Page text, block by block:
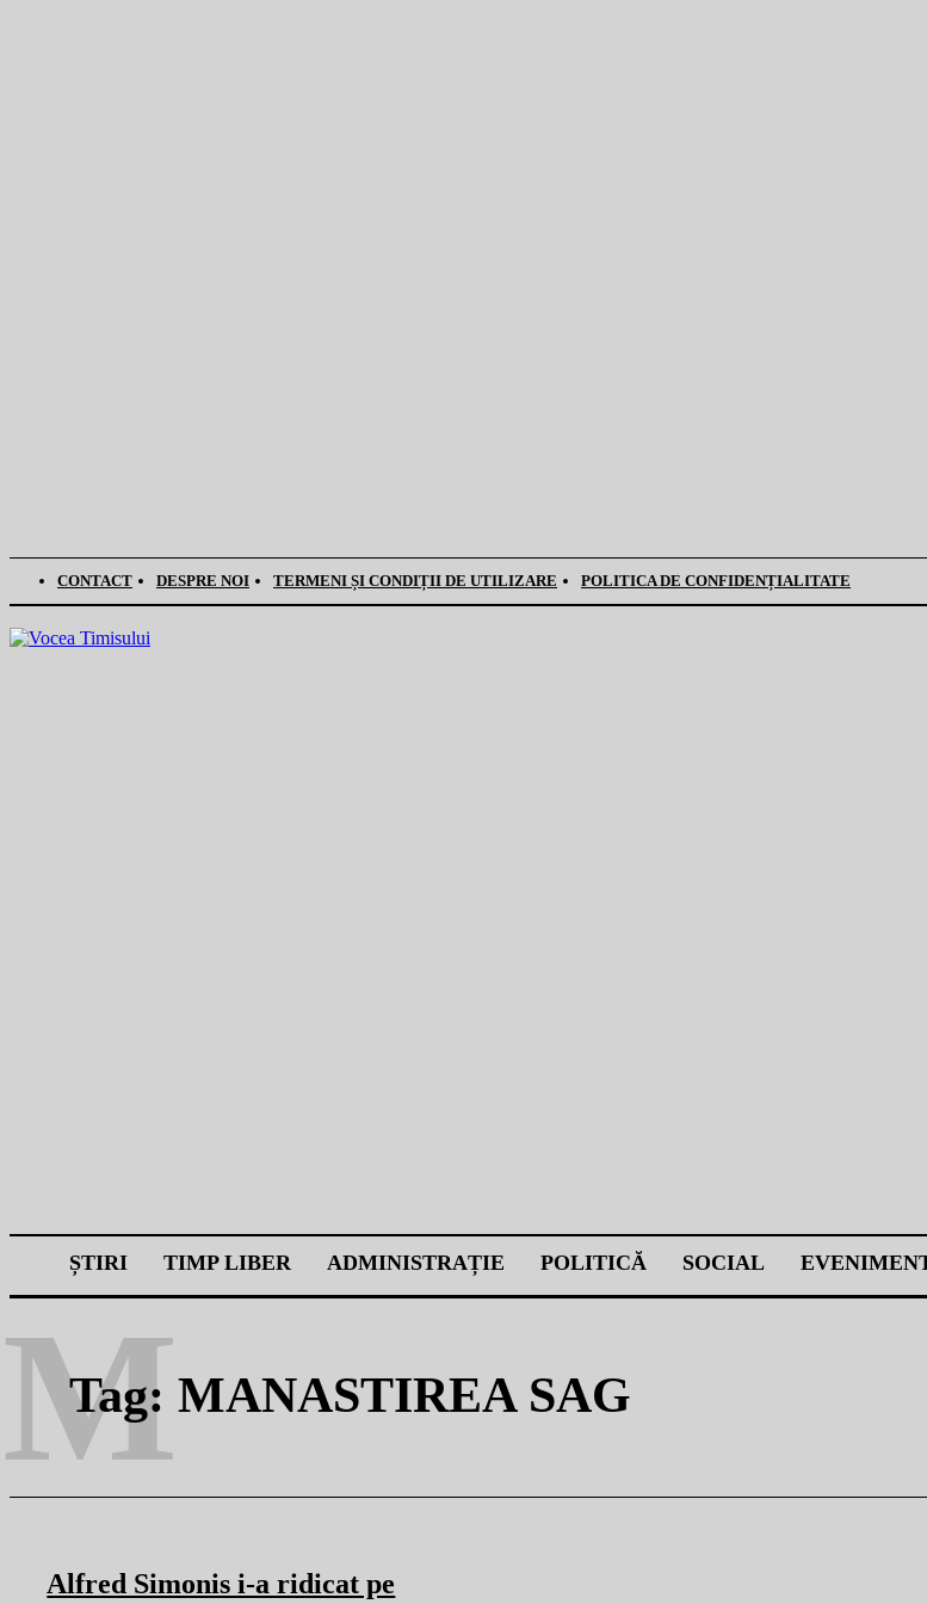
CONTACT DESPRE NOI TERMENI ȘI CONDIȚII DE UTILIZARE POLITICA DE CONFIDENȚIALITATE
ȘTIRI TIMP LIBER ADMINISTRAȚIE POLITICĂ SOCIAL
Tag: MANASTIREA SAG
M
Alfred Simonis i-a ridicat pe